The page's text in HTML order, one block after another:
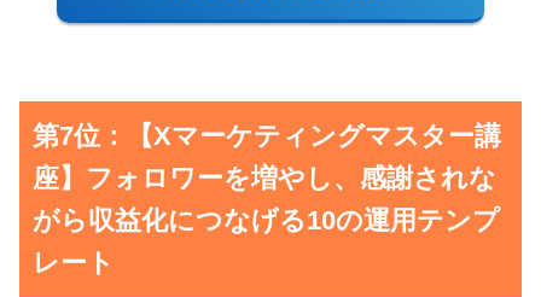
第7位：【Xマーケティングマスター講
座】フォロワーを増やし、感謝されな
がら収益化につなげる10の運用テンプ
レート